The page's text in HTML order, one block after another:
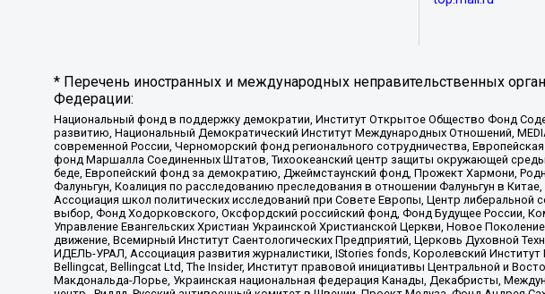
* Перечень иностранных и международных неправительственных
Федерации:
Национальный фонд в поддержку демократии, Институт Открытое Общество Фонд
развитию, Национальный Демократический Институт Международных Отношений,
современной России, Черноморский фонд регионального сотрудничества,
фонд Маршалла Соединенных Штатов, Тихоокеанский центр защиты окружающей
беде, Европейский фонд за демократию, Джеймстаунский фонд, Прожект Хармони,
Фалуньгун, Коалиция по расследованию преследования в отношении Фалуньгун в
Ассоциация школ политических исследований при Совете Европы, Центр
выбор, Фонд Ходорковского, Оксфордский российский фонд, Фонд Будущее России,
Управление Евангельских Христиан Украинской Христианской Церкви, Новое
движение, Всемирный Институт Саентологических Предприятий, Церковь Духовной
ИДЕЛЬ-УРАЛ, Ассоциация развития журналистики, IStories fonds, Королевский
Bellingcat, Bellingcat Ltd, The Insider, Институт правовой инициативы Центральной и
Макдональда-Лорье, Украинская национальная федерация Канады, Декабристы,